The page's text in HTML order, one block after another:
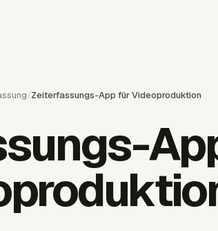
/Zeiterfassungs-App für Videoproduktion